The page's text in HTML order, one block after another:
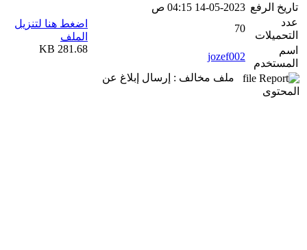
تاريخ الرفع 14-05-2023 04:15 ص
عدد
التحميلات
70
اسم
المستخدم
jozef002
ملف مخالف : إرسال إبلاغ عن
المحتوى
اضغط هنا لتنزيل
الملف
281.68 KB